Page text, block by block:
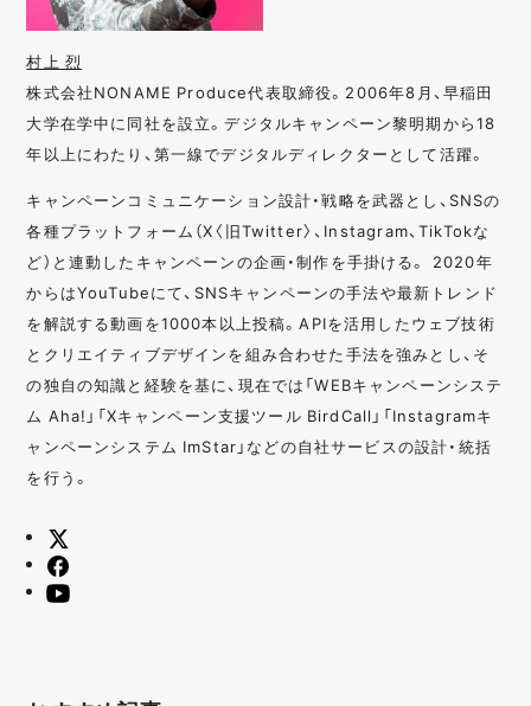
村上 烈
株式会社NONAME Produce代表取締役。2006年8月、早稲田
大学在学中に同社を設立。デジタルキャンペーン黎明期から18
年以上にわたり、第一線でデジタルディレクターとして活躍。
キャンペーンコミュニケーション設計・戦略を武器とし、SNSの
各種プラットフォーム（X〈旧Twitter〉、Instagram、TikTokな
ど）と連動したキャンペーンの企画・制作を手掛ける。 2020年
からはYouTubeにて、SNSキャンペーンの手法や最新トレンド
を解説する動画を1000本以上投稿。APIを活用したウェブ技術
とクリエイティブデザインを組み合わせた手法を強みとし、そ
の独自の知識と経験を基に、現在では「WEBキャンペーンシステ
ム Aha!」「Xキャンペーン支援ツール BirdCall」「Instagramキ
ャンペーンシステム ImStar」などの自社サービスの設計・統括
を行う。